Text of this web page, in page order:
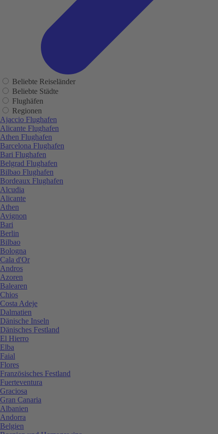
Beliebte Reiseländer
Beliebte Städte
Flughäfen
Regionen
Ajaccio Flughafen
Alicante Flughafen
Athen Flughafen
Barcelona Flughafen
Bari Flughafen
Belgrad Flughafen
Bilbao Flughafen
Bordeaux Flughafen
Alcudia
Alicante
Athen
Avignon
Bari
Berlin
Bilbao
Bologna
Cala d'Or
Andros
Azoren
Balearen
Chios
Costa Adeje
Dalmatien
Dänische Inseln
Dänisches Festland
El Hierro
Elba
Faial
Flores
Französisches Festland
Fuerteventura
Graciosa
Gran Canaria
Albanien
Andorra
Belgien